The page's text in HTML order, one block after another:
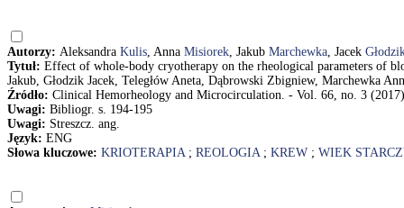
Autorzy: Aleksandra Kulis, Anna Misiorek, Jakub Marchewka, Jacek
Tytuł: Effect of whole-body cryotherapy on the rheological parameters of
Jakub, Głodzik Jacek, Teległów Aneta, Dąbrowski Zbigniew, Marchewka
Źródło: Clinical Hemorheology and Microcirculation. - Vol. 66, no. 3
Uwagi: Bibliogr. s. 194-195
Uwagi: Streszcz. ang.
Język: ENG
Słowa kluczowe: KRIOTERAPIA; REOLOGIA; KREW ; WIEK